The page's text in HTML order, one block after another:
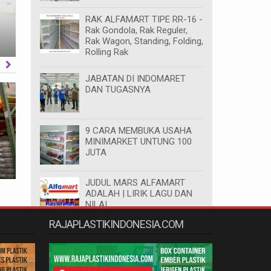
RAK SWALAYAN MINIMARKET MODERN
UNTUK TOKO ANDA
Unknown 2023-05-02
Rak Gudang dan Chilling Box termasuk
dalam kategori Peralatan Penyimpanan
Unknown 2024-06-03
RAK ALFAMART TIPE RR-16 -
Rak Gondola, Rak Reguler,
Rak Wagon, Standing, Folding,
Rolling Rak
JABATAN DI INDOMARET
DAN TUGASNYA
9 CARA MEMBUKA USAHA
MINIMARKET UNTUNG 100
JUTA
JUDUL MARS ALFAMART
ADALAH | LIRIK LAGU DAN
NILAI
RAJAPLASTIKINDONESIA.COM